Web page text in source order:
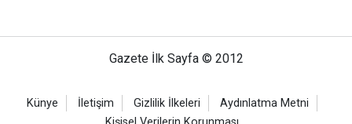
Gazete İlk Sayfa © 2012
Künye İletişim Gizlilik İlkeleri
Aydınlatma Metni